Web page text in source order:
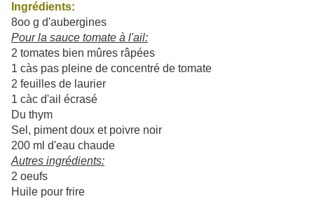
Ingrédients:
8oo g d'aubergines
Pour la sauce tomate à l'ail:
2 tomates bien mûres râpées
1 càs pas pleine de concentré de tomate
2 feuilles de laurier
1 càc d'ail écrasé
Du thym
Sel, piment doux et poivre noir
200 ml d'eau chaude
Autres ingrédients:
2 oeufs
Huile pour frire